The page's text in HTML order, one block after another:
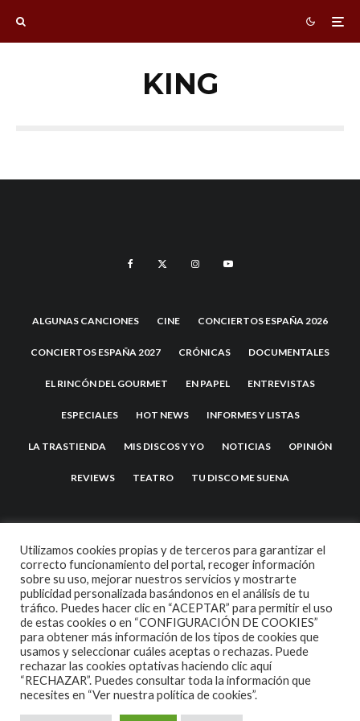
KING
ALGUNAS CANCIONES CINE CONCIERTOS ESPAÑA 2026
CONCIERTOS ESPAÑA 2027 CRÓNICAS DOCUMENTALES
EL RINCÓN DEL GOURMET EN PAPEL ENTREVISTAS
ESPECIALES HOT NEWS INFORMES Y LISTAS
LA TRASTIENDA MIS DISCOS Y YO NOTICIAS OPINIÓN
REVIEWS TEATRO TU DISCO ME SUENA
2007 COPYRIGHT -CODETIPITHEME
Utilizamos cookies propias y de terceros para garantizar el
correcto funcionamiento del portal, recoger información
sobre su uso, mejorar nuestros servicios y mostrarte
publicidad personalizada basándonos en el análisis de tu
tráfico. Puedes hacer clic en “ACEPTAR” para permitir el uso
de estas cookies o en “CONFIGURACIÓN DE COOKIES”
para obtener más información de los tipos de cookies que
usamos y seleccionar cuáles aceptas o rechazas. Puede
rechazar las cookies optativas haciendo clic aquí
“RECHAZAR”. Puedes consultar toda la información que
necesites en “Ver nuestra política de cookies”.